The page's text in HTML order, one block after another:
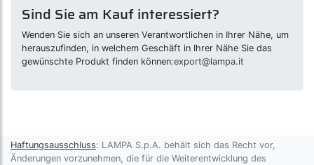
Sind Sie am Kauf interessiert?
Wenden Sie sich an unseren Verantwortlichen in Ihrer Nähe, um
herauszufinden, in welchem Geschäft in Ihrer Nähe Sie das
gewünschte Produkt finden können:export@lampa.it
Haftungsausschluss: LAMPA S.p.A. behält sich das Recht vor,
Änderungen vorzunehmen, die für die Weiterentwicklung des